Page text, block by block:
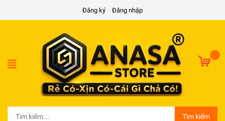
Đăng ký Đăng nhập
Tìm kiếm